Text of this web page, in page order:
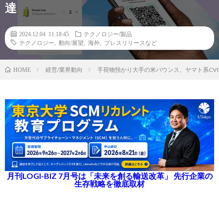
達
2024.12.04 11:18:45
テクノロジー/製品
テクノロジー
動向/展望 海外 プレスリリースなど
HOME 経営/業界動向 手荷物預かり大手の米バウンス、ヤマト系
月刊LOGI-BIZ 7月号は「未来を創る輸送改革」 先行企業の
生存戦略を徹底取材